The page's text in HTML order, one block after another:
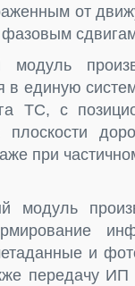
от
модуль
в единую
ТС, с
плоскости
при
модуль
и
передачу